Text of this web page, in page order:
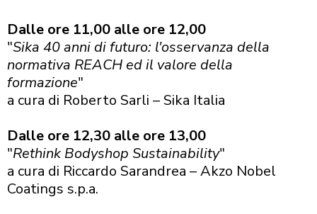
Dalle ore 11,00 alle ore 12,00
"Sika 40 anni di futuro: l'osservanza della
normativa REACH ed il valore della
formazione"
a cura di Roberto Sarli – Sika Italia
Dalle ore 12,30 alle ore 13,00
"Rethink Bodyshop Sustainability"
a cura di Riccardo Sarandrea – Akzo Nobel
Coatings s.p.a.